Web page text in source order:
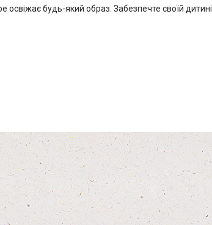
освіжає будь-який образ. Забезпечте своїй дитині